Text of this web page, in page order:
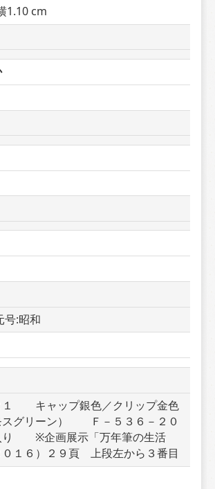
1.10 cm
号:昭和
　　キャップ銀色／クリップ金色
グリーン）　　Ｆ－５３６－２０
り　　※企画展示「万年筆の生活
１６）２９頁　上段左から３番目